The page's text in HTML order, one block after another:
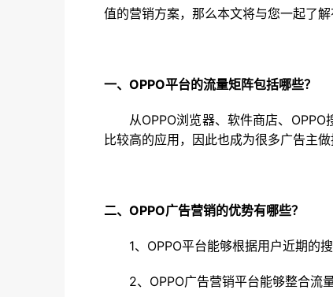
值的营销方案，那么本文将与您一起了解
一、OPPO平台的流量矩阵包括哪些？
从OPPO浏览器、软件商店、
比较高的应用，因此也成为很多广告主做
二、OPPO广告营销的优势有哪些？
1、OPPO平台能够根据用户近期的
2、OPPO广告营销平台能够整合流